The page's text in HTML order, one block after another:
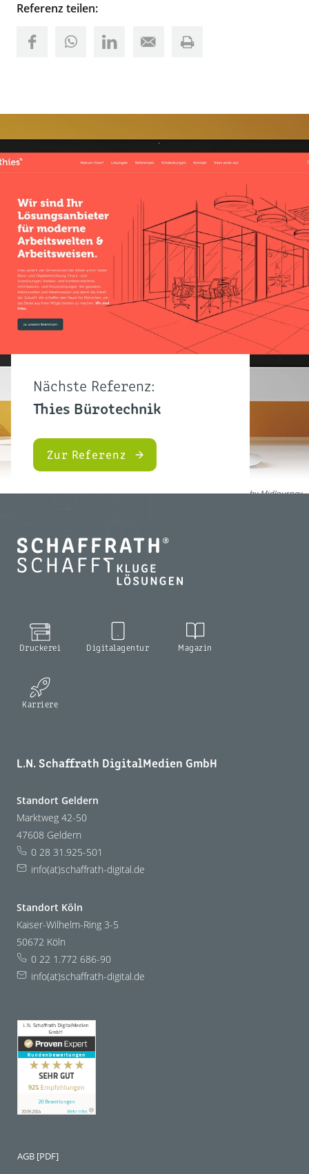
Referenz teilen:
© KI-generiert by MidJourney
Nächste Referenz:
Thies Bürotechnik
Zur Referenz
Druckerei Digitalagentur Magazin
Karriere
L.N. Schaffrath DigitalMedien GmbH
Standort Geldern
Marktweg 42-50
47608 Geldern
0 28 31.925-501
info(at)schaffrath-digital.de
Standort Köln
Kaiser-Wilhelm-Ring 3-5
50672 Köln
0 22 1.772 686-90
info(at)schaffrath-digital.de
AGB [PDF]